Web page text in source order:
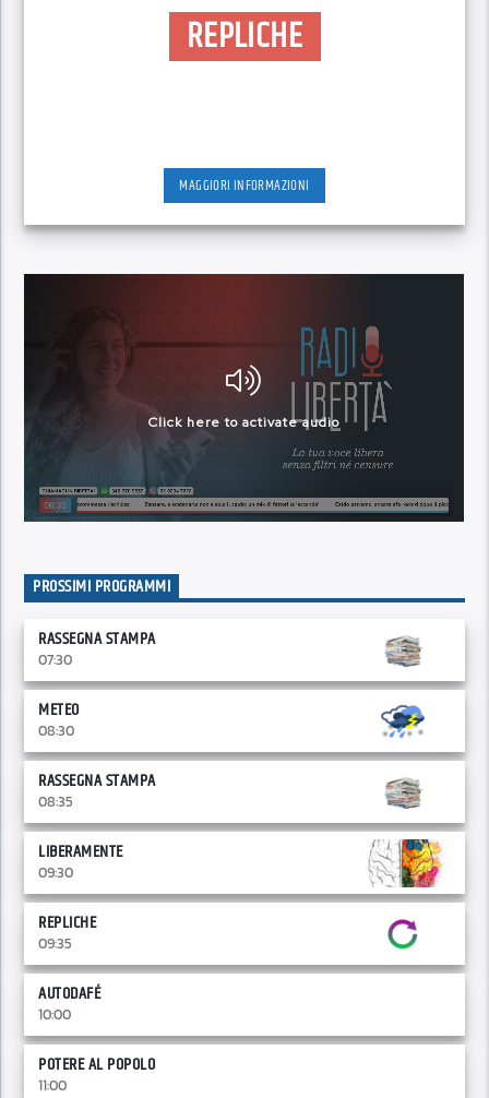
REPLICHE
MAGGIORI INFORMAZIONI
PROSSIMI PROGRAMMI
RASSEGNA STAMPA
07:30
METEO
08:30
RASSEGNA STAMPA
08:35
LIBERAMENTE
09:30
REPLICHE
09:35
AUTODAFÉ
10:00
POTERE AL POPOLO
11:00